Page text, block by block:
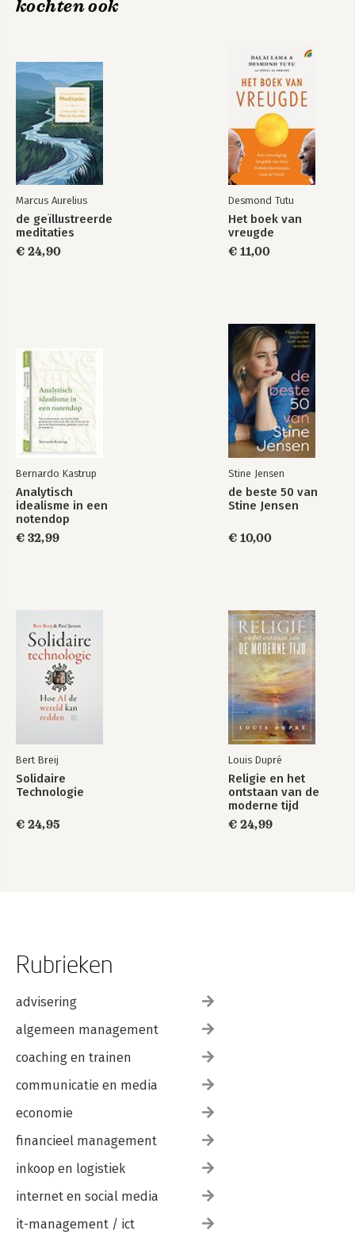
kochten ook
Marcus Aurelius
de geïllustreerde
meditaties
€ 24,90
Desmond Tutu
Het boek van
vreugde
€ 11,00
Bernardo Kastrup
Analytisch
idealisme in een
notendop
€ 32,99
Stine Jensen
de beste 50 van
Stine Jensen
€ 10,00
Bert Breij
Solidaire
Technologie
€ 24,95
Louis Dupré
Religie en het
ontstaan van de
moderne tijd
€ 24,99
Rubrieken
advisering
algemeen management
coaching en trainen
communicatie en media
economie
financieel management
inkoop en logistiek
internet en social media
it-management / ict